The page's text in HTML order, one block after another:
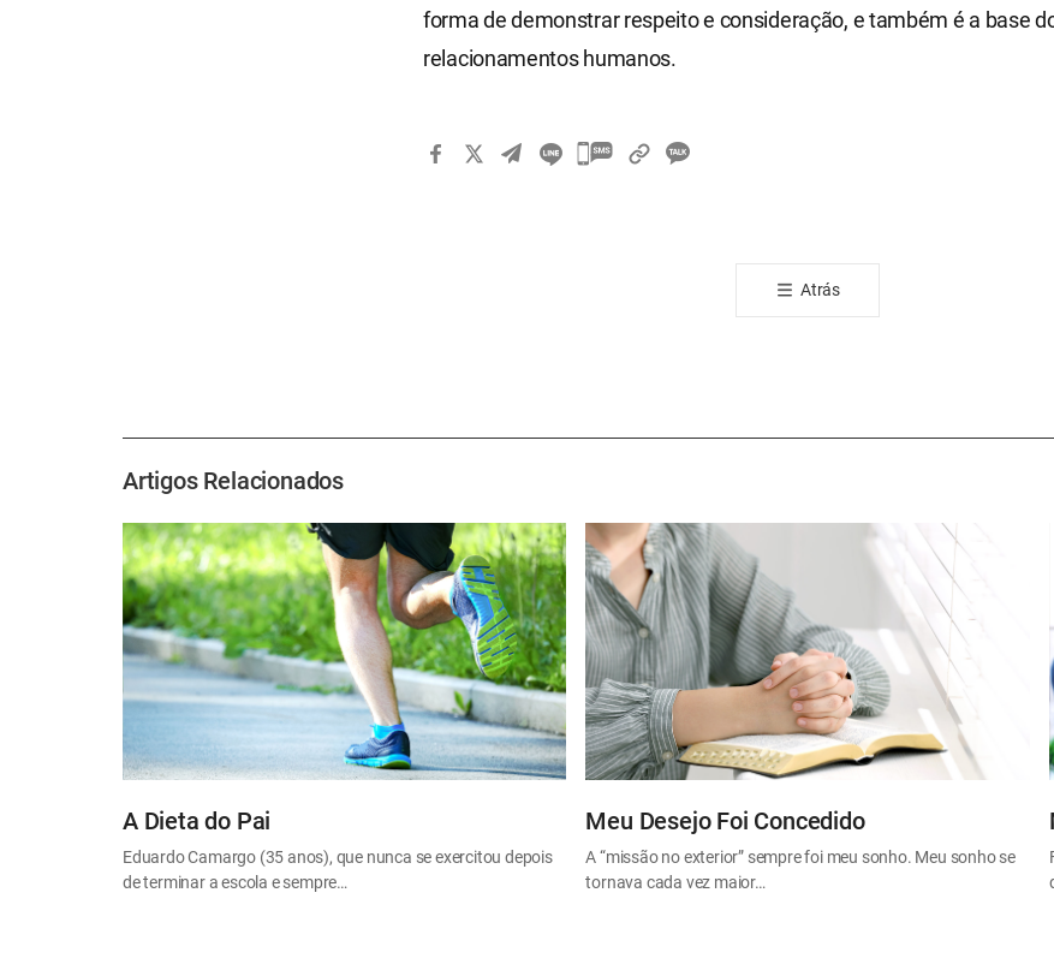
forma de demonstrar respeito e consideração, e também é a base
relacionamentos humanos.
카
Atrás
Artigos Relacionados
A Dieta do Pai
Eduardo Camargo (35 anos), que nunca se exercitou depois
de terminar a escola e sempre…
Meu Desejo Foi Concedido
A “missão no exterior” sempre foi meu sonho. Meu sonho se
tornava cada vez maior…